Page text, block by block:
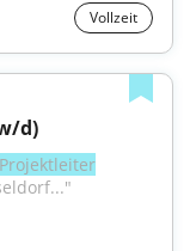
Vollzeit
d)
Projektleiter